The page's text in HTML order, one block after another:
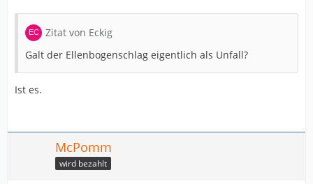
Zitat von Eckig
Galt der Ellenbogenschlag eigentlich als Unfall?
Ist es.
McPomm
wird bezahlt